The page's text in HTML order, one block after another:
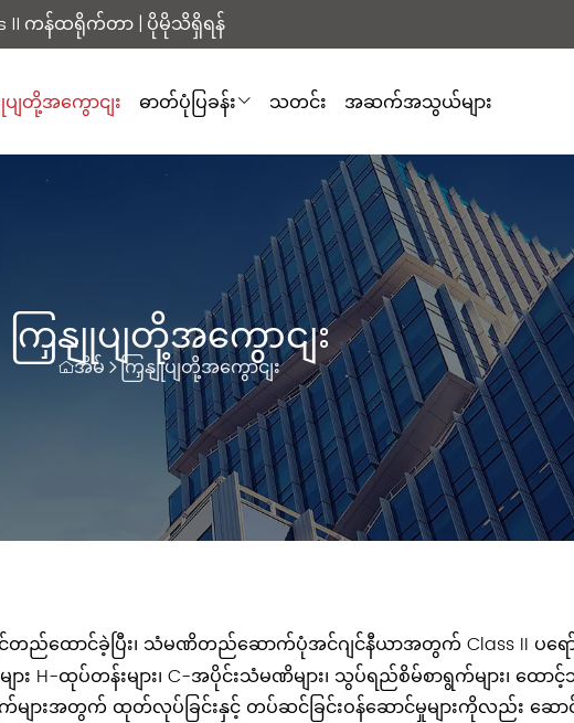
II ကန်ထရိုက်တာ | ပိုမိုသိရှိရန်
ပျတို့အကွောငျး ဓာတ်ပုံပြခန်း သတင်း အဆက်အသွယ်များ
ကြှနျုပျတို့အကွောငျး
အိမ် ကြှနျုပျတို့အကွောငျး
င်တည်ထောင်ခဲ့ပြီး၊ သံမဏိတည်ဆောက်ပုံအင်ဂျင်နီယာအတွက် Class II ပ
ား H-ထုပ်တန်းများ၊ C-အပိုင်းသံမဏိများ၊ သွပ်ရည်စိမ်စာရွက်များ၊ ထေ
ရွက်များအတွက် ထုတ်လုပ်ခြင်းနှင့် တပ်ဆင်ခြင်းဝန်ဆောင်မှုများကိုလည်း ဆ